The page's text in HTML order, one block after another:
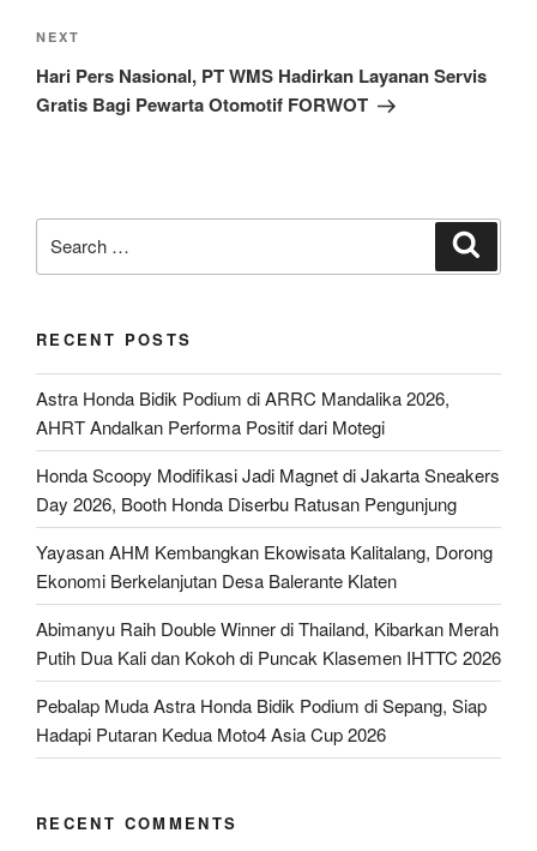
Next
Post
NEXT
Hari Pers Nasional, PT WMS Hadirkan Layanan Servis
Gratis Bagi Pewarta Otomotif FORWOT
for:
RECENT POSTS
Astra Honda Bidik Podium di ARRC Mandalika 2026,
AHRT Andalkan Performa Positif dari Motegi
Honda Scoopy Modifikasi Jadi Magnet di Jakarta Sneakers
Day 2026, Booth Honda Diserbu Ratusan Pengunjung
Yayasan AHM Kembangkan Ekowisata Kalitalang, Dorong
Ekonomi Berkelanjutan Desa Balerante Klaten
Abimanyu Raih Double Winner di Thailand, Kibarkan Merah
Putih Dua Kali dan Kokoh di Puncak Klasemen IHTTC 2026
Pebalap Muda Astra Honda Bidik Podium di Sepang, Siap
Hadapi Putaran Kedua Moto4 Asia Cup 2026
RECENT COMMENTS